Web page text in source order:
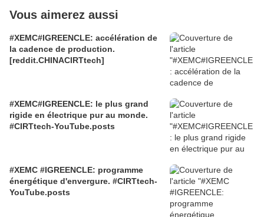
Vous aimerez aussi
#XEMC#IGREENCLE: accélération de
la cadence de production.
[reddit.CHINACIRTtech]
#XEMC#IGREENCLE: le plus grand
rigide en électrique pur au monde.
#CIRTtech-YouTube.posts
#XEMC #IGREENCLE: programme
énergétique d'envergure. #CIRTtech-
YouTube.posts